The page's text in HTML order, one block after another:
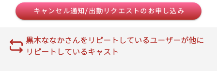
キャンセル通知/出勤リクエストのお申し込み
黒木ななかさんをリピートしているユーザーが他に
リピートしているキャスト